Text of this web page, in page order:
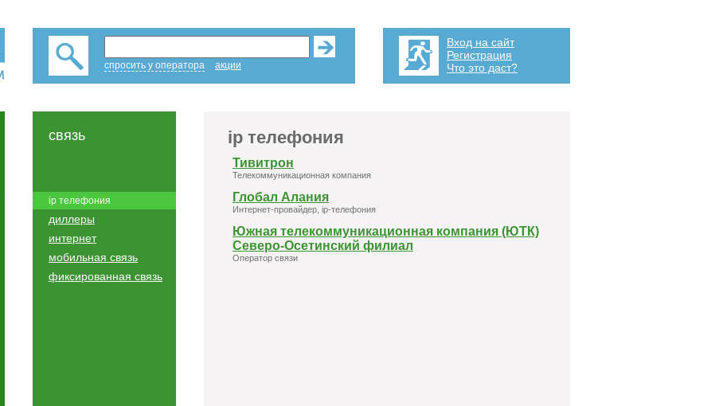
спросить у оператора акции
Вход на сайт
Регистрация
Что это даст?
связь
ip телефония
диллеры
интернет
мобильная связь
фиксированная связь
ip телефония
Тивитрон
Телекоммуникационная компания
Глобал Алания
Интернет-провайдер, ip-телефония
Южная телекоммуникационная компания (ЮТК)
Северо-Осетинский филиал
Оператор связи